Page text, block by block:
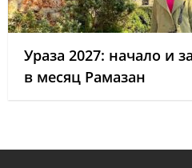
Ураза 2027: начало и
в месяц Рамазан